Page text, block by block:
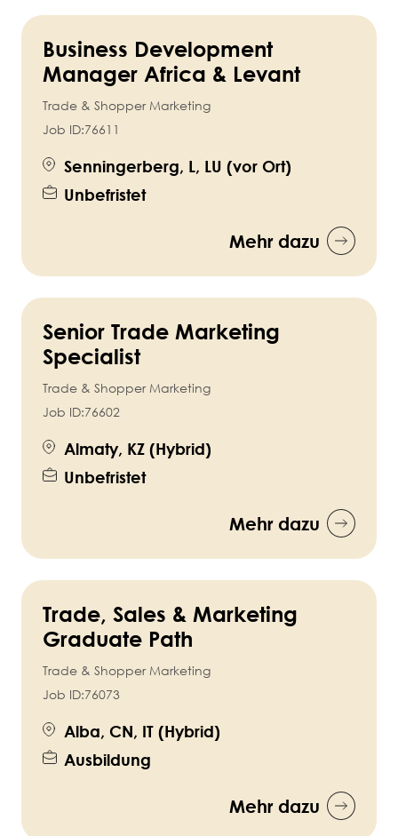
Business Development
Manager Africa & Levant
Trade & Shopper Marketing
Job ID:76611
Senningerberg, L, LU (vor Ort)
Unbefristet
Mehr dazu
Senior Trade Marketing
Specialist
Trade & Shopper Marketing
Job ID:76602
Almaty, KZ (Hybrid)
Unbefristet
Mehr dazu
Trade, Sales & Marketing
Graduate Path
Trade & Shopper Marketing
Job ID:76073
Alba, CN, IT (Hybrid)
Ausbildung
Mehr dazu